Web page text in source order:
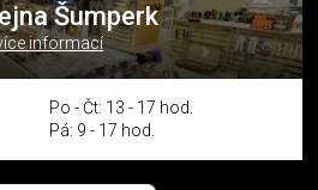
Šumperk
informací
Po - Čt: 13 - 17 hod.
Pá: 9 - 17 hod.